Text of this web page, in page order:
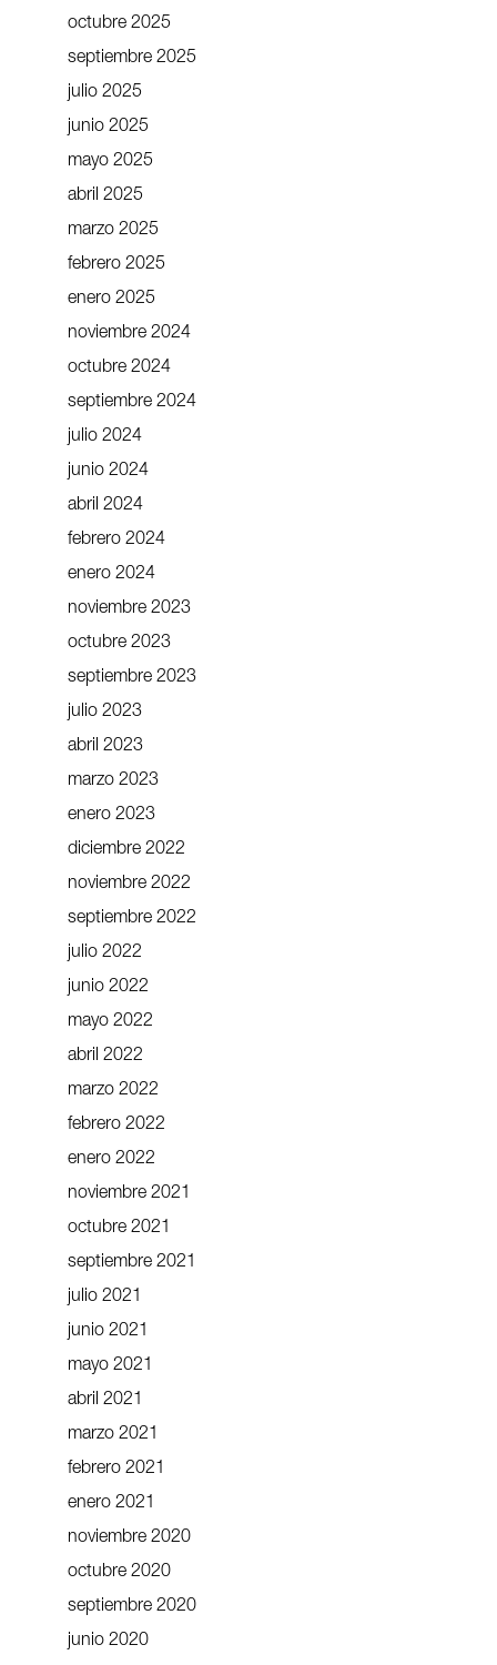
octubre 2025
septiembre 2025
julio 2025
junio 2025
mayo 2025
abril 2025
marzo 2025
febrero 2025
enero 2025
noviembre 2024
octubre 2024
septiembre 2024
julio 2024
junio 2024
abril 2024
febrero 2024
enero 2024
noviembre 2023
octubre 2023
septiembre 2023
julio 2023
abril 2023
marzo 2023
enero 2023
diciembre 2022
noviembre 2022
septiembre 2022
julio 2022
junio 2022
mayo 2022
abril 2022
marzo 2022
febrero 2022
enero 2022
noviembre 2021
octubre 2021
septiembre 2021
julio 2021
junio 2021
mayo 2021
abril 2021
marzo 2021
febrero 2021
enero 2021
noviembre 2020
octubre 2020
septiembre 2020
junio 2020